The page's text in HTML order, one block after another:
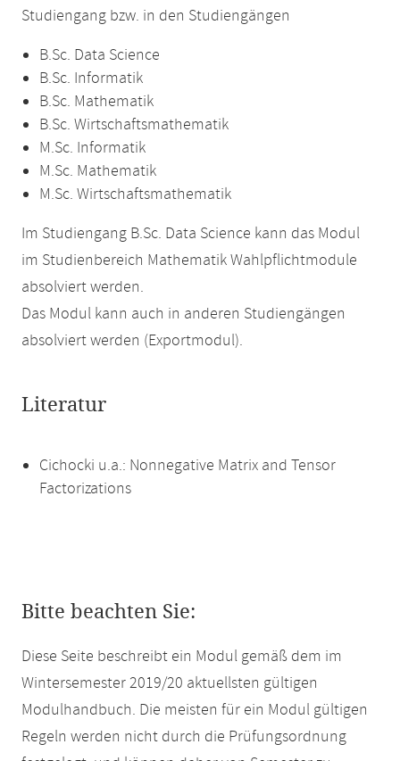
Studiengang bzw. in den Studiengängen
B.Sc. Data Science
B.Sc. Informatik
B.Sc. Mathematik
B.Sc. Wirtschaftsmathematik
M.Sc. Informatik
M.Sc. Mathematik
M.Sc. Wirtschaftsmathematik
Im Studiengang B.Sc. Data Science kann das Modul
im Studienbereich Mathematik Wahlpflichtmodule
absolviert werden.
Das Modul kann auch in anderen Studiengängen
absolviert werden (Exportmodul).
Literatur
Cichocki u.a.: Nonnegative Matrix and Tensor
Factorizations
Bitte beachten Sie:
Diese Seite beschreibt ein Modul gemäß dem im
Wintersemester 2019/20 aktuellsten gültigen
Modulhandbuch. Die meisten für ein Modul gültigen
Regeln werden nicht durch die Prüfungsordnung